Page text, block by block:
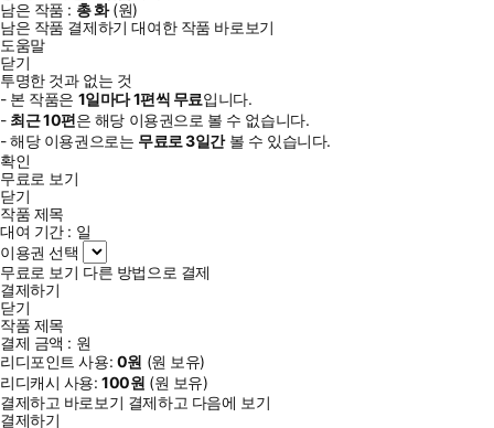
남은 작품 : 총화(원)
남은 작품 결제하기 대여한 작품 바로보기
도움말
닫기
투명한 것과 없는 것
- 본 작품은 1일마다1편씩 무료입니다.
- 최근10편은 해당 이용권으로 볼 수 없습니다.
- 해당 이용권으로는 무료로3일간볼 수 있습니다.
확인
무료로 보기
닫기
작품 제목
대여 기간 : 일
이용권 선택
무료로 보기 다른 방법으로 결제
결제하기
닫기
작품 제목
결제 금액 : 원
리디포인트 사용: 0원 (원 보유)
리디캐시 사용:100원 (원 보유)
결제하고 바로보기 결제하고 다음에 보기
결제하기